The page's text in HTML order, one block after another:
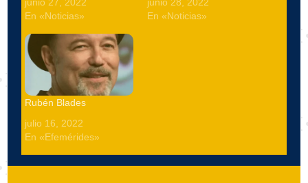
En «Noticias»
En «Noticias»
Rubén Blades
julio 16, 2022
En «Efemérides»